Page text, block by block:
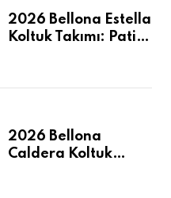
2026 Bellona Estella
Koltuk Takımı: Pati
2026 Bellona
Caldera Koltuk